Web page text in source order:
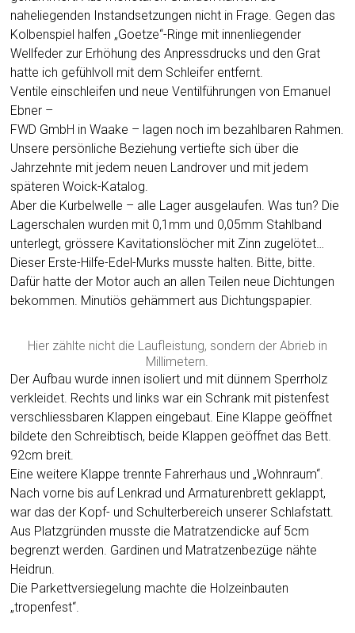
naheliegenden Instandsetzungen nicht in Frage. Gegen das
Kolbenspiel halfen „Goetze“-Ringe mit innenliegender
Wellfeder zur Erhöhung des Anpressdrucks und den Grat
hatte ich gefühlvoll mit dem Schleifer entfernt.
Ventile einschleifen und neue Ventilführungen von Emanuel
Ebner –
FWD GmbH in Waake – lagen noch im bezahlbaren Rahmen.
Unsere persönliche Beziehung vertiefte sich über die
Jahrzehnte mit jedem neuen Landrover und mit jedem
späteren Woick-Katalog.
Aber die Kurbelwelle – alle Lager ausgelaufen. Was tun? Die
Lagerschalen wurden mit 0,1mm und 0,05mm Stahlband
unterlegt, grössere Kavitationslöcher mit Zinn zugelötet…
Dieser Erste-Hilfe-Edel-Murks musste halten. Bitte, bitte.
Dafür hatte der Motor auch an allen Teilen neue Dichtungen
bekommen. Minutiös gehämmert aus Dichtungspapier.
Hier zählte nicht die Laufleistung, sondern der Abrieb in
Millimetern.
Der Aufbau wurde innen isoliert und mit dünnem Sperrholz
verkleidet. Rechts und links war ein Schrank mit pistenfest
verschliessbaren Klappen eingebaut. Eine Klappe geöffnet
bildete den Schreibtisch, beide Klappen geöffnet das Bett.
92cm breit.
Eine weitere Klappe trennte Fahrerhaus und „Wohnraum“.
Nach vorne bis auf Lenkrad und Armaturenbrett geklappt,
war das der Kopf- und Schulterbereich unserer Schlafstatt.
Aus Platzgründen musste die Matratzendicke auf 5cm
begrenzt werden. Gardinen und Matratzenbezüge nähte
Heidrun.
Die Parkettversiegelung machte die Holzeinbauten
„tropenfest“.